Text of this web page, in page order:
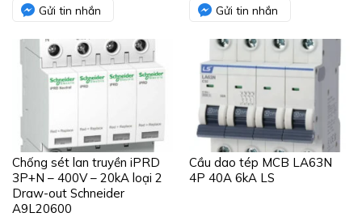
Gửi tin nhắn
Gửi tin nhắn
Chống sét lan truyền iPRD
3P+N – 400V – 20kA loại 2
Draw-out Schneider
A9L20600
Cầu dao tép MCB LA63N
4P 40A 6kA LS